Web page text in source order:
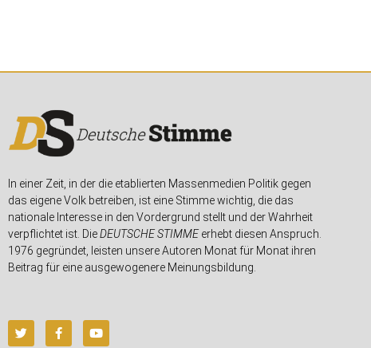
In einer Zeit, in der die etablierten Massenmedien Politik gegen
das eigene Volk betreiben, ist eine Stimme wichtig, die das
nationale Interesse in den Vordergrund stellt und der Wahrheit
verpflichtet ist. DieDEUTSCHE STIMMEerhebt diesen Anspruch.
1976 gegründet, leisten unsere Autoren Monat für Monat ihren
Beitrag für eine ausgewogenere Meinungsbildung.